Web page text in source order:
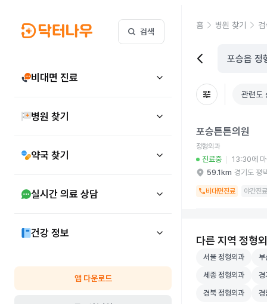
검색
비대면 진료
병원 찾기
약국 찾기
실시간 의료 상담
건강 정보
앱 다운로드
홈 병원 찾기
관련도
포승튼튼의원
정형외과
진료중
13:30에
59.1km 경기도 평
비대면진료 야간진료
다른 지역 정형
서울 정형외과 병
서울 정형외과 부
부
세종 정형외과 병
세종 정형외과 경
경
경북 정형외과 병
경북 정형외과 경
경